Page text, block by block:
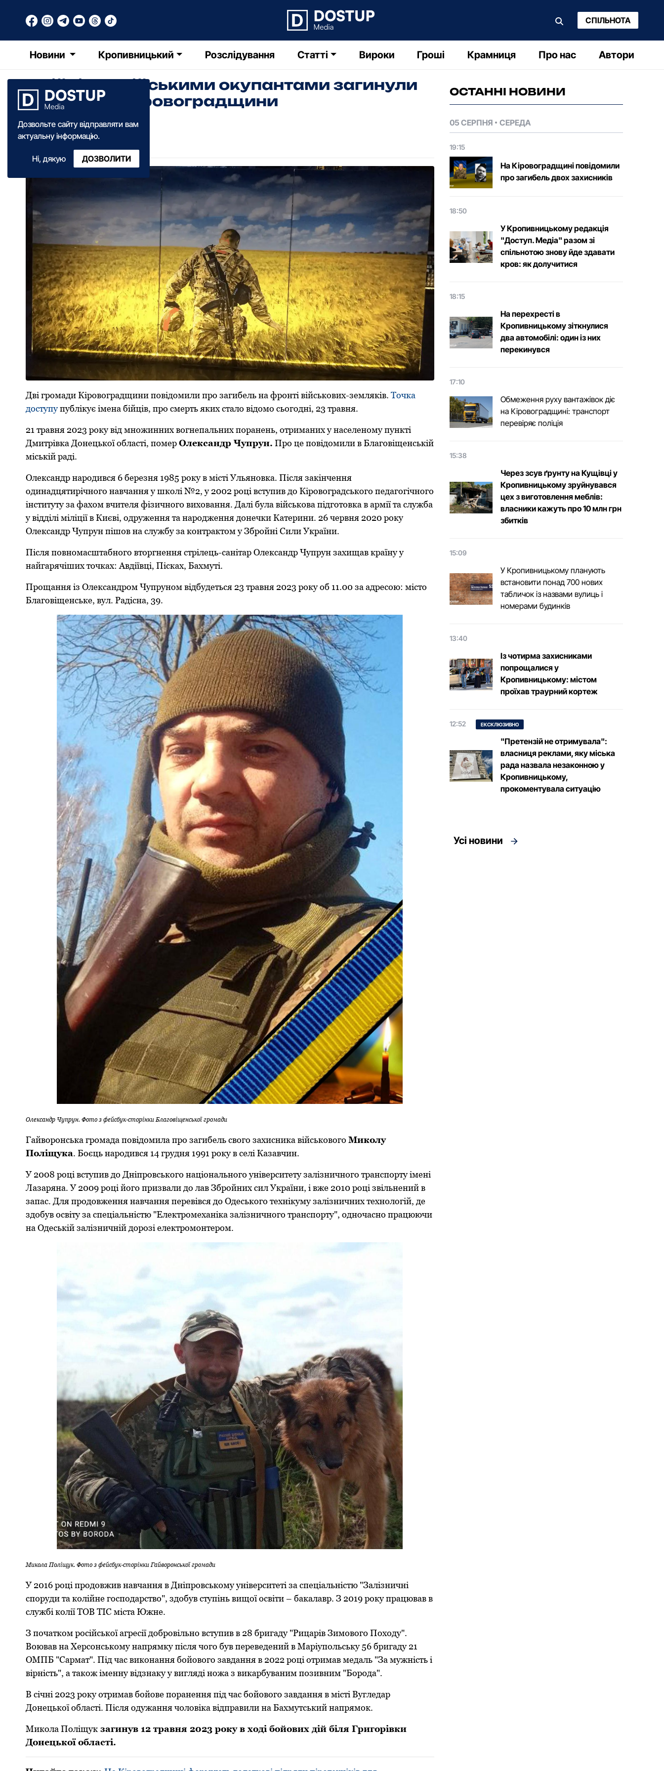
СПІЛЬНОТА
Новини Кропивницький Розслідування Статті Вироки Гроші Крамниця Про нас Автори
Дозвольте сайту відправляти вам
актуальну інформацію.
Ні, дякую ДОЗВОЛИТИ
У війні з російськими окупантами загинули
військові з Кіровоградщини
Катерина Федченко
23 травня·2023
Дві громади Кiровоградщини повiдомили про загибель на фронтi військових-землякiв. Точка
доступупублікує імена бійців, про смерть яких стало відомо сьогодні, 23 травня.
21 травня 2023 року від множинних вогнепальних поранень, отриманих у населеному пункті
Дмитрівка Донецької області, померОлександр Чупрун. Про це повідомили в Благовіщенській
міській раді.
Олександр народився 6 березня 1985 року в місті Ульяновка. Після закінчення
одинадцятирічного навчання у школі №2, у 2002 році вступив до Кіровоградського педагогічного
інституту за фахом вчителя фізичного виховання. Далі була військова підготовка в армії та служба
у відділі міліції в Києві, одруження та народження донечки Катерини. 26 червня 2020 року
Олександр Чупрун пішов на службу за контрактом у Збройні Сили України.
Після повномасштабного вторгнення стрілець-санітар Олександр Чупрун захищав країну у
найгарячіших точках: Авдіївці, Пісках, Бахмуті.
Прощання із Олександром Чупруном відбудеться 23 травня 2023 року об 11.00 за адресою: місто
Благовіщенське, вул. Радісна, 39.
Олександр Чупрун. Фото з фейсбук-сторінки Благовіщенської громади
Гайворонська громада повідомила про загибель свого захисника військового Миколу
Поліщука. Боєць народився 14 грудня 1991 року в селі Казавчин.
У 2008 році вступив до Дніпровського національного університету залізничного транспорту імені
Лазаряна. У 2009 році його призвали до лав Збройних сил України, і вже 2010 році звільнений в
запас. Для продовження навчання перевівся до Одеського технікуму залізничних технологій, де
здобув освіту за спеціальністю "Електромеханіка залізничного транспорту", одночасно працюючи
на Одеській залізничній дорозі електромонтером.
Микола Поліщук. Фото з фейсбук-сторінки Гайворонської громади
У 2016 році продовжив навчання в Дніпровському університеті за спеціальністю "Залізничні
споруди та колійне господарство", здобув ступінь вищої освіти – бакалавр. З 2019 року працював в
службі колії ТОВ ТІС міста Южне.
З початком російської агресії добровільно вступив в 28 бригаду "Рицарів Зимового Походу".
Воював на Херсонському напрямку після чого був переведений в Маріупольську 56 бригаду 21
ОМПБ "Сармат". Під час виконання бойового завдання в 2022 році отримав медаль "За мужність і
вірність", а також іменну відзнаку у вигляді ножа з викарбуваним позивним "Борода".
В січні 2023 року отримав бойове поранення під час бойового завдання в місті Вугледар
Донецької області. Після одужання чоловіка відправили на Бахмутський напрямок.
Микола Поліщук загинув 12 травня 2023 року в ході бойових дій біля Григорівки
Донецької області.
ОСТАННІ НОВИНИ
05 СЕРПНЯ СЕРЕДА
19:15
На Кіровоградщині повідомили
про загибель двох захисників
18:50
У Кропивницькому редакція
"Доступ. Медіа" разом зі
спільнотою знову йде здавати
кров: як долучитися
18:15
На перехресті в
Кропивницькому зіткнулися
два автомобілі: один із них
перекинувся
17:10
Обмеження руху вантажівок діє
на Кіровоградщині: транспорт
перевіряє поліція
15:38
Через зсув ґрунту на Кущівці у
Кропивницькому зруйнувався
цех з виготовлення меблів:
власники кажуть про 10 млн грн
збитків
15:09
У Кропивницькому планують
встановити понад 700 нових
табличок із назвами вулиць і
номерами будинків
13:40
Із чотирма захисниками
попрощалися у
Кропивницькому: містом
проїхав траурний кортеж
12:52 ЕКСКЛЮЗИВНО
"Претензій не отримувала":
власниця реклами, яку міська
рада назвала незаконною у
Кропивницькому,
прокоментувала ситуацію
Усі новини